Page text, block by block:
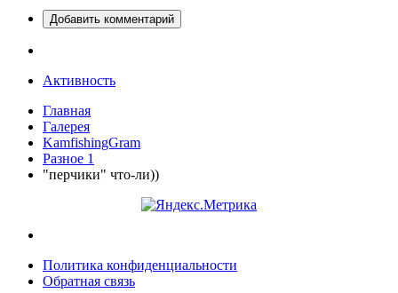
Добавить комментарий
Активность
Главная
Галерея
KamfishingGram
Разное 1
"перчики" что-ли))
Политика конфиденциальности
Обратная связь